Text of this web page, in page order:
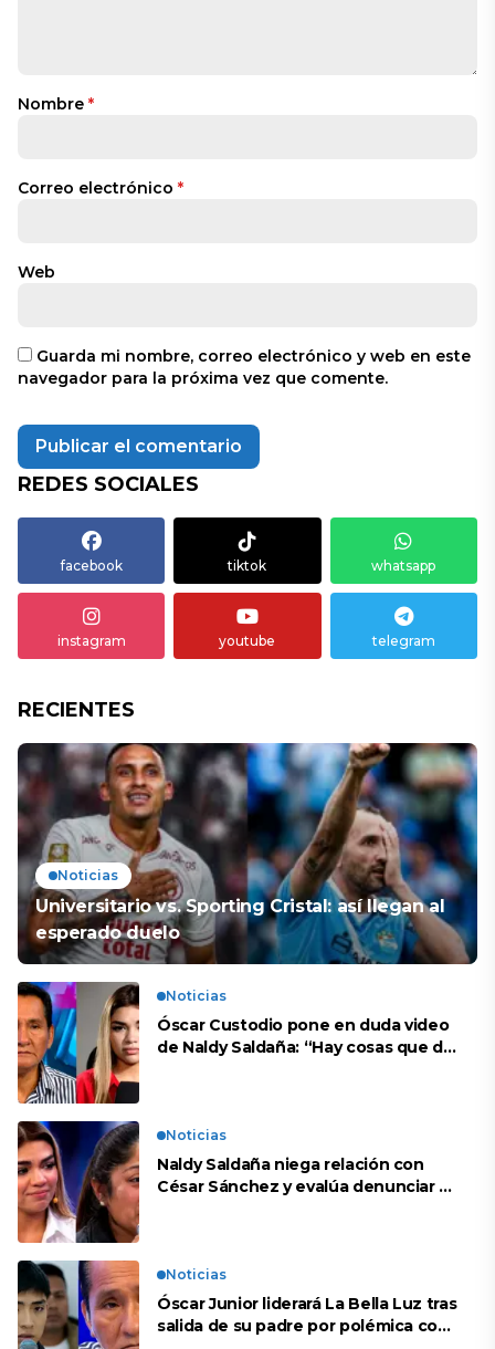
Nombre *
Correo electrónico *
Web
Guarda mi nombre, correo electrónico y web en este
navegador para la próxima vez que comente.
REDES SOCIALES
facebook tiktok whatsapp
instagram youtube telegram
RECIENTES
Noticias
Universitario vs. Sporting Cristal: así llegan al
esperado duelo
Noticias
Óscar Custodio pone en duda video
de Naldy Saldaña: “Hay cosas que de
Noticias
Naldy Saldaña niega relación con
César Sánchez y evalúa denunciar a
Noticias
Óscar Junior liderará La Bella Luz tras
salida de su padre por polémica con